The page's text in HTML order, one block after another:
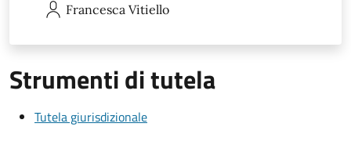
Francesca Vitiello
Strumenti di tutela
Tutela giurisdizionale